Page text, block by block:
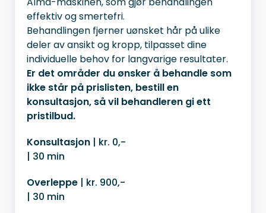
effektiv og smertefri.
Behandlingen fjerner uønsket hår på ulike
deler av ansikt og kropp, tilpasset dine
individuelle behov for langvarige resultater.
Er det områder du ønsker å behandle som
ikke står på prislisten, bestill en
konsultasjon, så vil behandleren gi ett
pristilbud.
Konsultasjon | kr. 0,-
| 30 min
Overleppe | kr. 900,-
| 30 min